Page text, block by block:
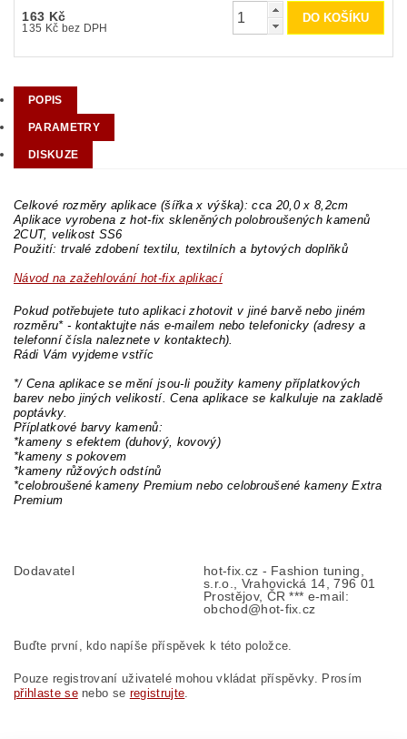
163 Kč
135 Kč bez DPH
POPIS
PARAMETRY
DISKUZE
Celkové rozměry aplikace (šířka x výška): cca 20,0 x 8,2cm
Aplikace vyrobena z hot-fix skleněných polobroušených kamenů
2CUT, velikost SS6
Použití: trvalé zdobení textilu, textilních a bytových doplňků
Návod na zažehlování hot-fix aplikací
Pokud potřebujete tuto aplikaci zhotovit v jiné barvě nebo jiném
rozměru* - kontaktujte nás e-mailem nebo telefonicky (adresy a
telefonní čísla naleznete v kontaktech).
Rádi Vám vyjdeme vstříc
*/ Cena aplikace se mění jsou-li použity kameny příplatkových
barev nebo jiných velikostí. Cena aplikace se kalkuluje na zakladě
poptávky.
Příplatkové barvy kamenů:
*kameny s efektem (duhový, kovový)
*kameny s pokovem
*kameny růžových odstínů
*celobroušené kameny Premium nebo celobroušené kameny Extra
Premium
Dodavatel
hot-fix.cz - Fashion tuning,
s.r.o., Vrahovická 14, 796 01
Prostějov, ČR *** e-mail:
obchod@hot-fix.cz
Buďte první, kdo napíše příspěvek k této položce.
Pouze registrovaní uživatelé mohou vkládat příspěvky. Prosím
přihlaste senebo se registrujte.